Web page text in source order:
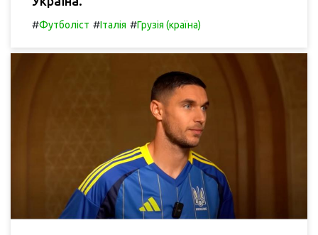
#Футболіст #Італія #Грузія (країна)